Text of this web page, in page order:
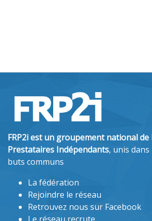
FRP2i est un groupement national de
Prestataires Indépendants, unis
buts communs
La fédération
Rejoindre le réseau
Retrouvez nous sur Facebook